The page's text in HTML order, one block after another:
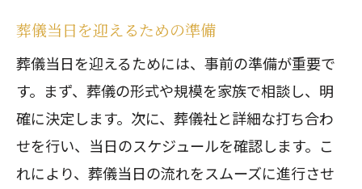
葬儀当日を迎えるための準備
葬儀当日を迎えるためには、事前の準備が重要で
す。まず、葬儀の形式や規模を家族で相談し、明
確に決定します。次に、葬儀社と詳細な打ち合わ
せを行い、当日のスケジュールを確認します。こ
れにより、葬儀当日の流れをスムーズに進行させ